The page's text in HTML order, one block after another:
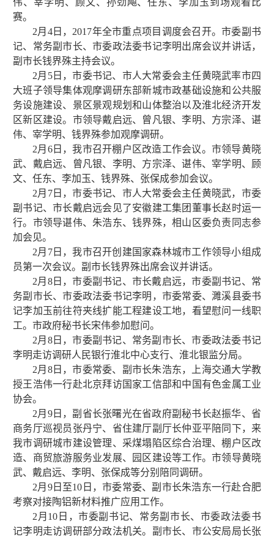
赛。
2月4日，2017年全市重点项目调度会召开。市委副书
记、常务副市长、市委政法委书记李明出席会议并讲话，
副市长钱界殊主持会议。
2月5日，市委书记、市人大常委会主任黄晓武率市四
大班子领导集体观摩调研东部新城市政基础设施和公共服
务设施建设、景区景观规划和山体整治以及淮北经济开发
区新区建设。市领导戴启远、曾凡银、李明、方宗泽、谌
伟、宰学明、钱界殊参加观摩调研。
2月6日，我市召开棚户区改造工作会议。市领导黄晓
武、戴启远、曾凡银、李明、方宗泽、谌伟、宰学明、顾
文、任东、李加玉、钱界殊、张保成参加会议。
2月7日，市委书记、市人大常委会主任黄晓武，市委
副书记、市长戴启远会见了安徽建工集团董事长赵时运一
行。市领导谌伟、朱浩东、钱界殊，相山区委负责同志参
加会见。
2月7日，我市召开创建国家森林城市工作领导小组成
员第一次会议。副市长钱界殊出席会议并讲话。
2月8日，市委副书记、市长戴启远，市委副书记、常
务副市长、市委政法委书记李明，市委常委、濉溪县委书
记李加玉前往符夹线扩能工程建设工地，看望慰问一线职
工。市政府秘书长宋伟参加慰问。
2月8日，市委副书记、常务副市长、市委政法委书记
李明走访调研人民银行淮北中心支行、淮北银监分局。
2月8日，市委常委、副市长朱浩东，上海交通大学教
授王浩伟一行赴北京拜访国家工信部和中国有色金属工业
协会。
2月9日，副省长张曙光在省政府副秘书长赵振华、省
商务厅巡视员张丹宁、省住建厅副厅长仲亚平陪同下，来
我市调研城市建设管理、采煤塌陷区综合治理、棚户区改
造、商贸旅游服务业发展、园区建设等工作。市领导黄晓
武、戴启远、李明、张保成等分别陪同调研。
2月9日至10日，市委常委、副市长朱浩东一行赴合肥
考察对接陶铝新材料推广应用工作。
2月10日，市委副书记、常务副市长、市委政法委书
记李明走访调研部分政法机关。副市长、市公安局局长张